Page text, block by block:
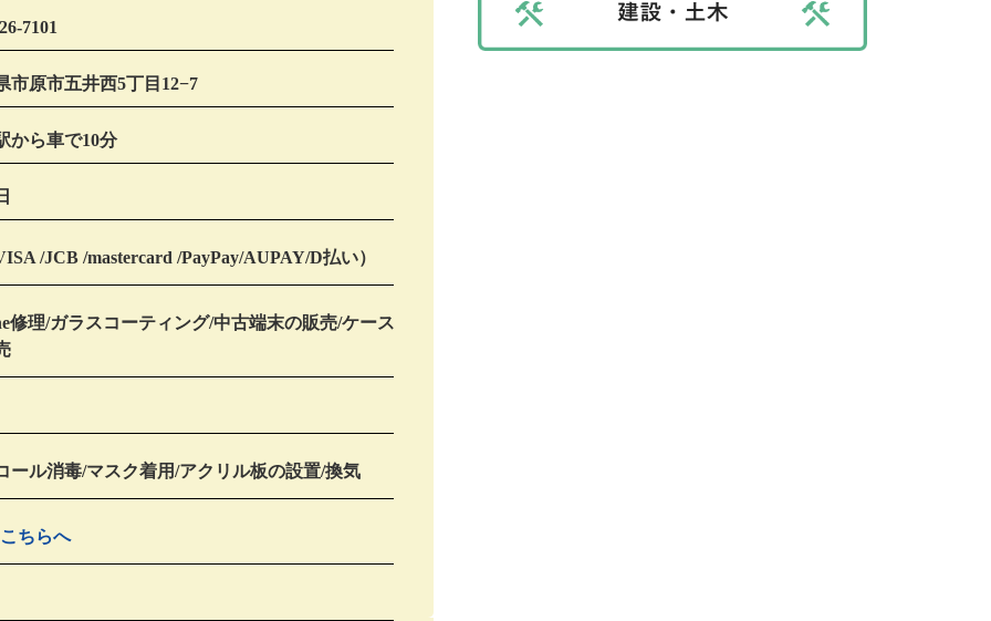
7101
市原市五井西5丁目12−7
から車で10分
/JCB /mastercard /PayPay/AUPAY/D払い）
修理/ガラスコーティング/中古端末の販売/ケース
ール消毒/マスク着用/アクリル板の設置/換気
ちらへ